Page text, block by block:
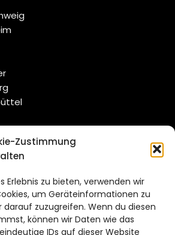
Zustimmung
Erlebnis zu bieten, verwenden wir
um Geräteinformationen zu
zuzugreifen. Wenn du diesen
können wir Daten wie das
IDs auf dieser Website
– 65